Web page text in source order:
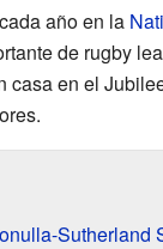
año en la
de rugby
casa en el
Sutherland